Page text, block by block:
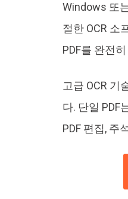
Windows 또
절한 OCR 소
PDF를 완전
고급 OCR 기
다. 단일 PDF
PDF 편집, 주